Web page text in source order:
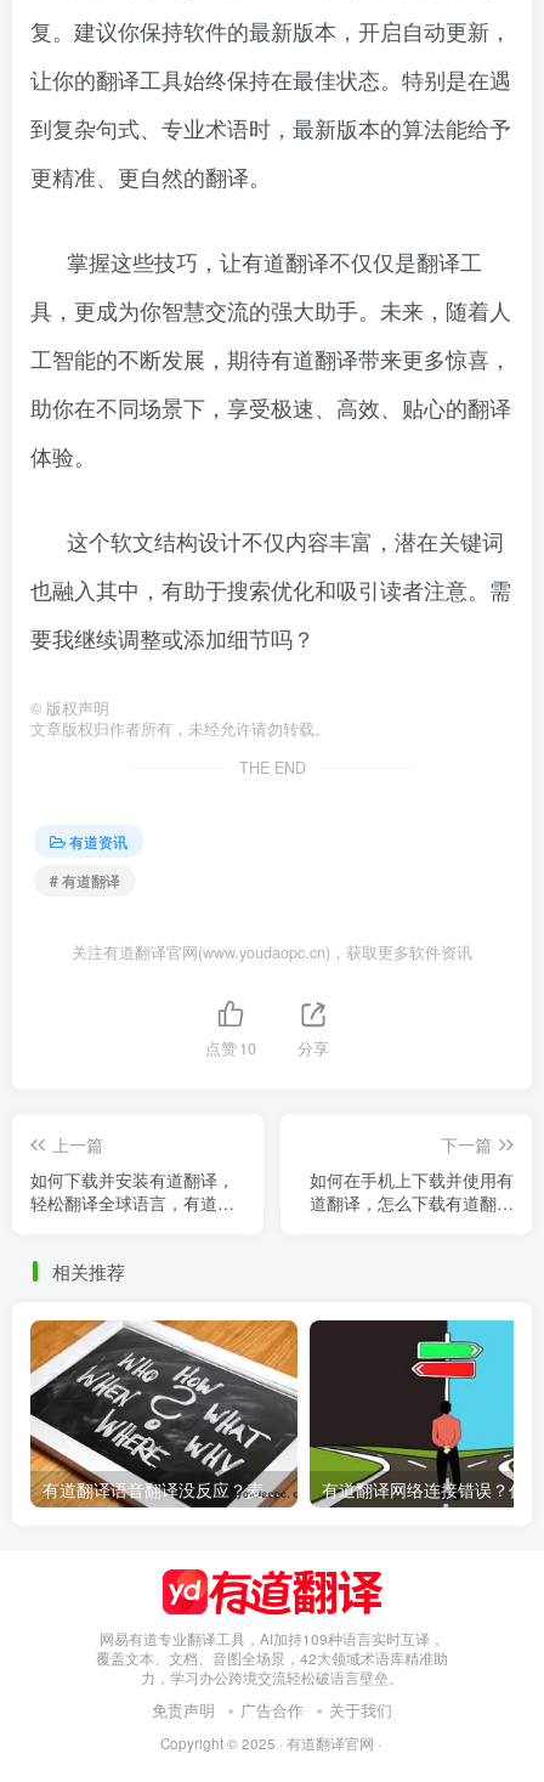
复。建议你保持软件的最新版本，开启自动更新，
让你的翻译工具始终保持在最佳状态。特别是在遇
到复杂句式、专业术语时，最新版本的算法能给予
更精准、更自然的翻译。
掌握这些技巧，让有道翻译不仅仅是翻译工
具，更成为你智慧交流的强大助手。未来，随着人
工智能的不断发展，期待有道翻译带来更多惊喜，
助你在不同场景下，享受极速、高效、贴心的翻译
体验。
这个软文结构设计不仅内容丰富，潜在关键词
也融入其中，有助于搜索优化和吸引读者注意。需
要我继续调整或添加细节吗？
© 版权声明
文章版权归作者所有，未经允许请勿转载。
THE END
有道资讯
# 有道翻译
关注有道翻译官网(www.youdaopc.cn)，获取更多软件资讯
点赞10 分享
上一篇
如何下载并安装有道翻译，
轻松翻译全球语言，有道翻
下一篇
如何在手机上下载并使用有
道翻译，怎么下载有道翻译
相关推荐
有道翻译语音翻译没反应？麦克风权限设置指南
网易有道专业翻译工具，AI加持109种语言实时互译，
覆盖文本、文档、音图全场景，42大领域术语库精准助
力，学习办公跨境交流轻松破语言壁垒。
免责声明 广告合作 关于我们
Copyright © 2025 · 有道翻译官网 ·